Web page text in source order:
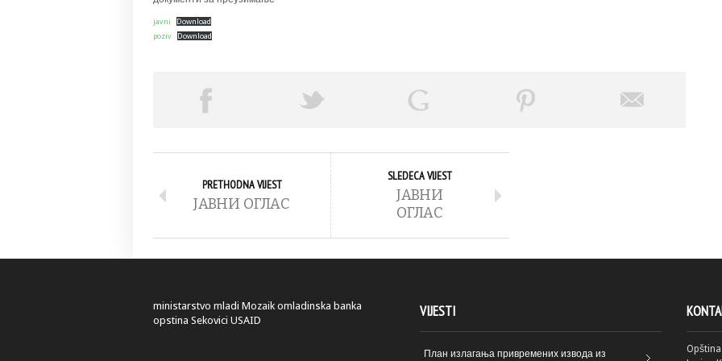
javni
Download
poziv
Download
PRETHODNA VIJEST
ЈАВНИ ОГЛАС
SLEDECA VIJEST
ЈАВНИ
ОГЛАC
ministarstvo mladi Mozaik omladinska banka
opstina Sekovici USAID
VIJESTI
План излагања привремених извода из